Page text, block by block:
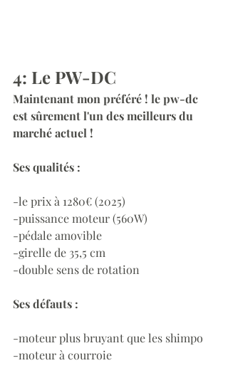
4: Le PW-DC
Maintenant mon préféré ! le pw-dc
est sûrement l'un des meilleurs du
marché actuel !
Ses qualités :
-le prix à 1280€ (2025)
-puissance moteur (560W)
-pédale amovible
-girelle de 35,5 cm
-double sens de rotation
Ses défauts :
-moteur plus bruyant que les shimpo
-moteur à courroie